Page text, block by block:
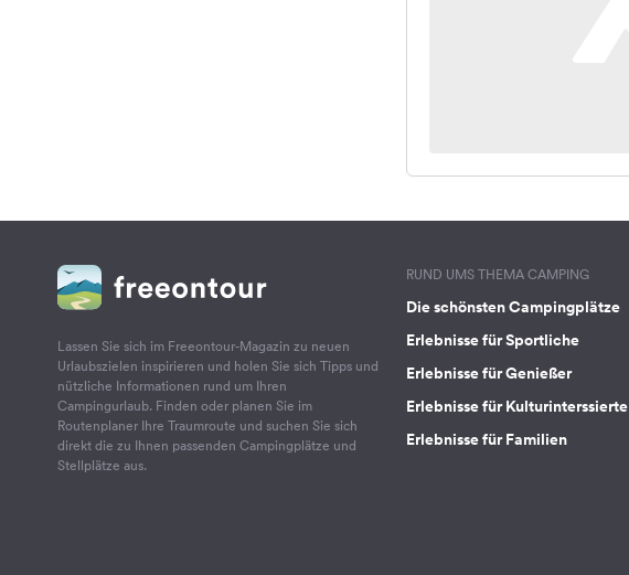
Lassen Sie sich im Freeontour-Magazin zu neuen
Urlaubszielen inspirieren und holen Sie sich Tipps und
nützliche Informationen rund um Ihren
Campingurlaub. Finden oder planen Sie im
Routenplaner Ihre Traumroute und suchen Sie sich
direkt die zu Ihnen passenden Campingplätze und
Stellplätze aus.
RUND UMS THEMA CAMPING
Die schönsten Campingplätze
Erlebnisse für Sportliche
Erlebnisse für Genießer
Erlebnisse für Kulturinterssierte
Erlebnisse für Familien